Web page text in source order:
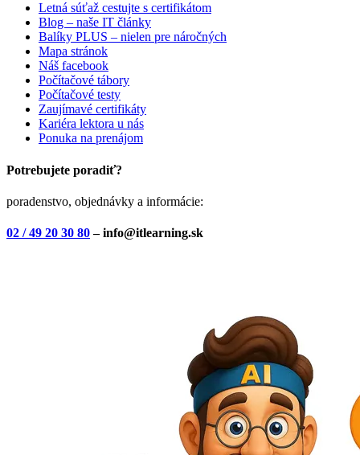
Letná súťaž cestujte s certifikátom
Blog – naše IT články
Balíky PLUS – nielen pre náročných
Mapa stránok
Náš facebook
Počítačové tábory
Počítačové testy
Zaujímavé certifikáty
Kariéra lektora u nás
Ponuka na prenájom
Potrebujete poradiť?
poradenstvo, objednávky a informácie:
02 / 49 20 30 80– info@itlearning.sk